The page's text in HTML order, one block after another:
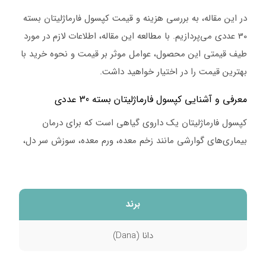
در این مقاله، به بررسی هزینه و قیمت کپسول فارماژلیتان بسته
30 عددی می‌پردازیم. با مطالعه این مقاله، اطلاعات لازم در مورد
طیف قیمتی این محصول، عوامل موثر بر قیمت و نحوه خرید با
بهترین قیمت را در اختیار خواهید داشت.
معرفی و آشنایی کپسول فارماژلیتان بسته 30 عددی
کپسول فارماژلیتان یک داروی گیاهی است که برای درمان
بیماری‌های گوارشی مانند زخم معده، ورم معده، سوزش سر دل،
برند
دانا (Dana)